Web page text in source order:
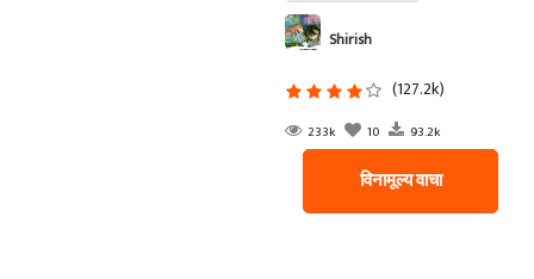
Shirish
(127.2k)
233k 10 93.2k
विनामूल्य वाचा